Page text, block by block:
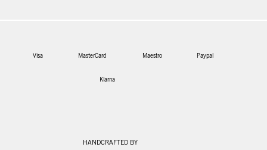
Visa MasterCard Maestro Paypal
Klarna
HANDCRAFTED BY